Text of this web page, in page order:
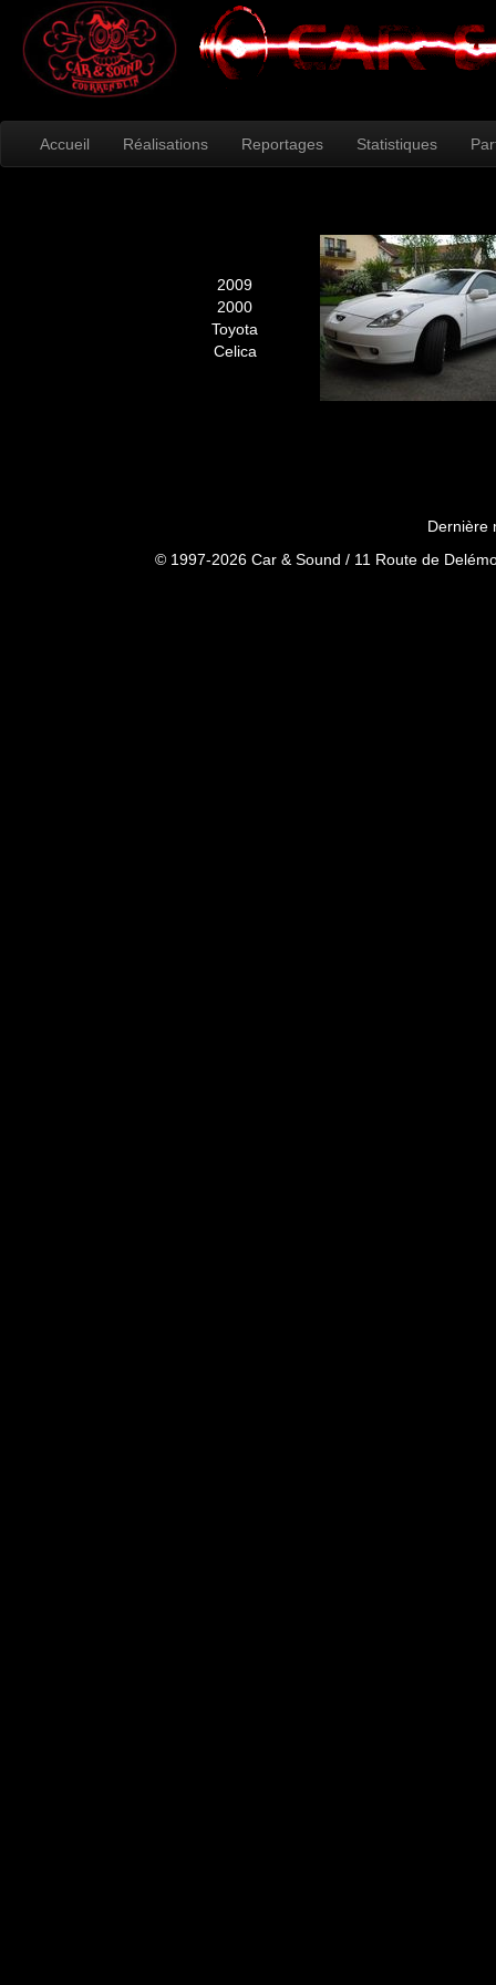
Accueil Réalisations Reportages Statistiques
2009
2000
Toyota
Celica
Dernière
© 1997-2026 Car & Sound / 11 Route de